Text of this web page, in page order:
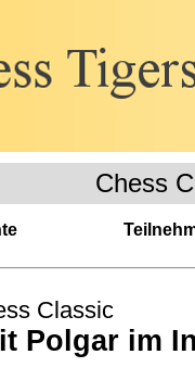
Chess
Classic
Polgar im